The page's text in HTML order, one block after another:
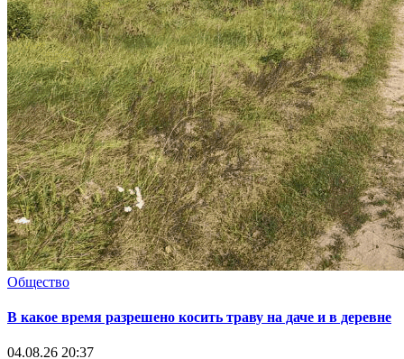
Общество
В какое время разрешено косить траву на даче и в деревне
04.08.26 20:37